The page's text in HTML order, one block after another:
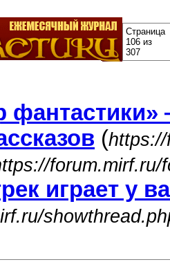
Страница
106 из
307
(
forum.mirf.ru/
играет у